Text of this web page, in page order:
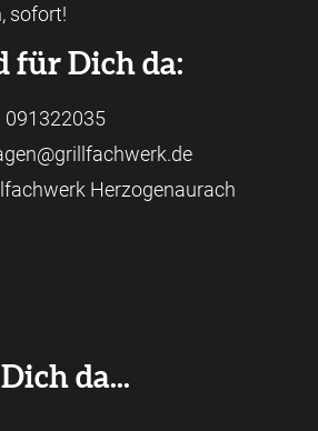
sofort!
für Dich da:
091322035
Herzogenaurach
da...